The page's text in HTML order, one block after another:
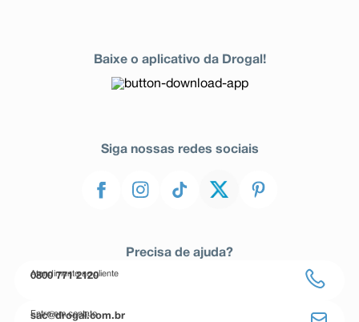
Baixe o aplicativo da Drogal!
Siga nossas redes sociais
Precisa de ajuda?
Atendimento ao cliente
0800 771 2120
Entre em contato
sac@drogal.com.br